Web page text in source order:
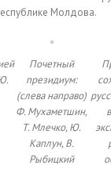
Молдова.
Почетный
президиум:
(слева направо)
Ф. Мухаметшин,
Т. Млечко, Ю.
Каплун, В.
Рыбицкий